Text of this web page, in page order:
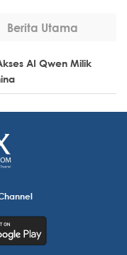
Berita Utama
AI Qwen Milik